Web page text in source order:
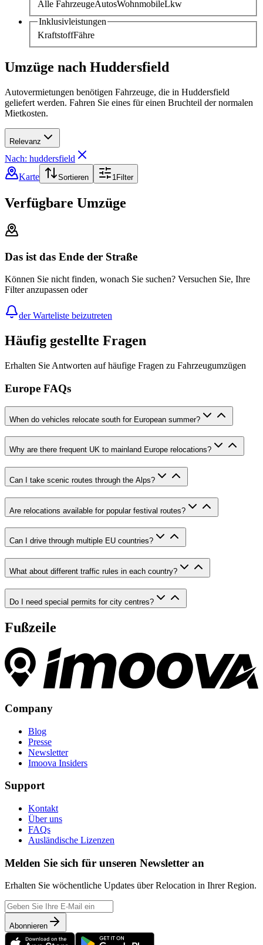
Alle FahrzeugeAutosWohnmobileLkw
Inklusivleistungen
KraftstoffFähre
Umzüge nach Huddersfield
Autovermietungen benötigen Fahrzeuge, die in Huddersfield
geliefert werden. Fahren Sie eines für einen Bruchteil der normalen
Mietkosten.
Relevanz
Nach: huddersfield
Karte
Sortieren 1Filter
Verfügbare Umzüge
Das ist das Ende der Straße
Können Sie nicht finden, wonach Sie suchen? Versuchen Sie, Ihre
Filter anzupassen oder
der Warteliste beizutreten
Häufig gestellte Fragen
Erhalten Sie Antworten auf häufige Fragen zu Fahrzeugumzügen
Europe FAQs
When do vehicles relocate south for European summer?
Why are there frequent UK to mainland Europe relocations?
Can I take scenic routes through the Alps?
Are relocations available for popular festival routes?
Can I drive through multiple EU countries?
What about different traffic rules in each country?
Do I need special permits for city centres?
Fußzeile
Company
Blog
Presse
Newsletter
Imoova Insiders
Support
Kontakt
Über uns
FAQs
Ausländische Lizenzen
Melden Sie sich für unseren Newsletter an
Erhalten Sie wöchentliche Updates über Relocation in Ihrer Region.
Abonnieren